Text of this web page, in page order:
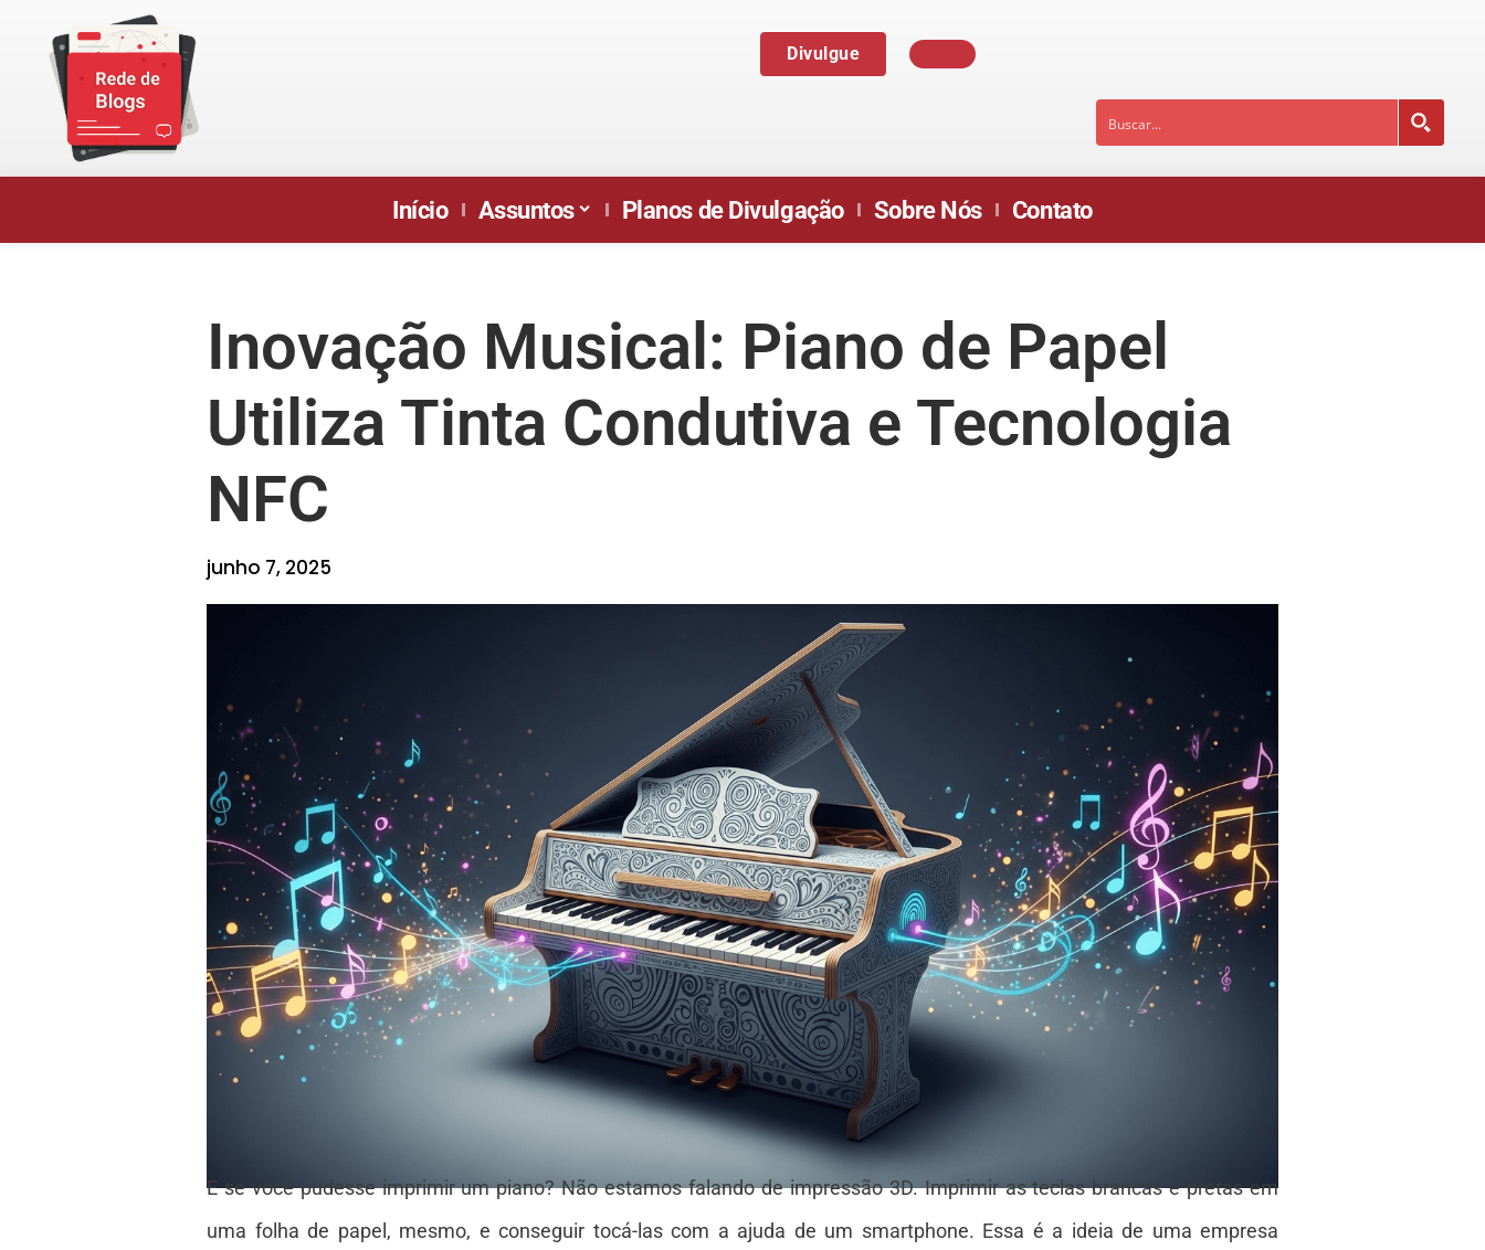
Divulgue
Início Assuntos Planos de Divulgação Sobre Nós Contato
Inovação Musical: Piano de Papel
Utiliza Tinta Condutiva e Tecnologia
NFC
junho 7, 2025
E se você pudesse imprimir um piano? Não estamos falando de impressão 3D. Imprimir as teclas brancas e pretas em
uma folha de papel, mesmo, e conseguir tocá-las com a ajuda de um smartphone. Essa é a ideia de uma empresa